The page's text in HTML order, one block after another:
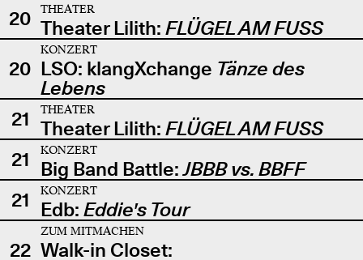
20
THEATER
Theater Lilith: FLÜGEL AM FUSS
20
KONZERT
LSO: klangXchange Tänze des
Lebens
21
THEATER
Theater Lilith: FLÜGEL AM FUSS
21
KONZERT
Big Band Battle:JBBB vs. BBFF
21
KONZERT
Edb: Eddie's Tour
22
ZUM MITMACHEN
Walk-in Closet: